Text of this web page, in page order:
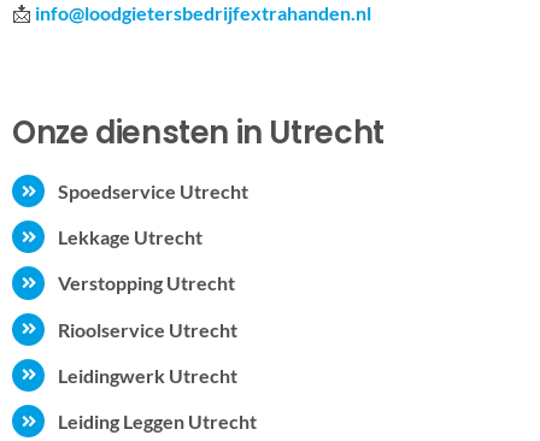
📩 info@loodgietersbedrijfextrahanden.nl
Onze diensten in Utrecht
Spoedservice Utrecht
Lekkage Utrecht
Verstopping Utrecht
Rioolservice Utrecht
Leidingwerk Utrecht
Leiding Leggen Utrecht